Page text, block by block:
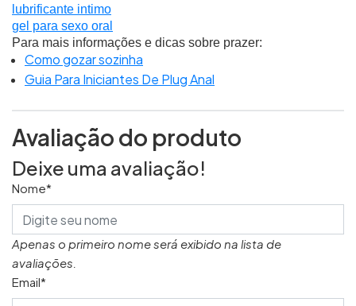
lubrificante intimo
gel para sexo oral
Para mais informações e dicas sobre prazer:
Como gozar sozinha
Guia Para Iniciantes De Plug Anal
Avaliação do produto
Deixe uma avaliação!
Nome*
Apenas o primeiro nome será exibido na lista de
avaliações.
Email*